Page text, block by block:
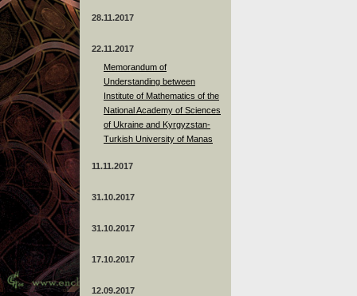
28.11.2017
22.11.2017
Memorandum of
Understanding between
Institute of Mathematics of the
National Academy of Sciences
of Ukraine and Kyrgyzstan-
Turkish University of Manas
11.11.2017
31.10.2017
31.10.2017
17.10.2017
12.09.2017